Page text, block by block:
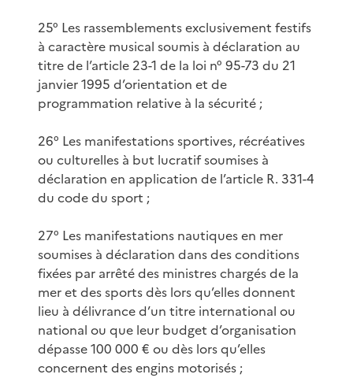
25° Les rassemblements exclusivement festifs
à caractère musical soumis à déclaration au
titre de l’article 23-1 de la loi n° 95-73 du 21
janvier 1995 d’orientation et de
programmation relative à la sécurité ;
26° Les manifestations sportives, récréatives
ou culturelles à but lucratif soumises à
déclaration en application de l’article R. 331-4
du code du sport ;
27° Les manifestations nautiques en mer
soumises à déclaration dans des conditions
fixées par arrêté des ministres chargés de la
mer et des sports dès lors qu’elles donnent
lieu à délivrance d’un titre international ou
national ou que leur budget d’organisation
dépasse 100 000 € ou dès lors qu’elles
concernent des engins motorisés ;